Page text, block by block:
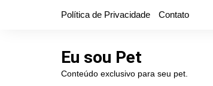
Política de Privacidade Contato
Eu sou Pet
Conteúdo exclusivo para seu pet.